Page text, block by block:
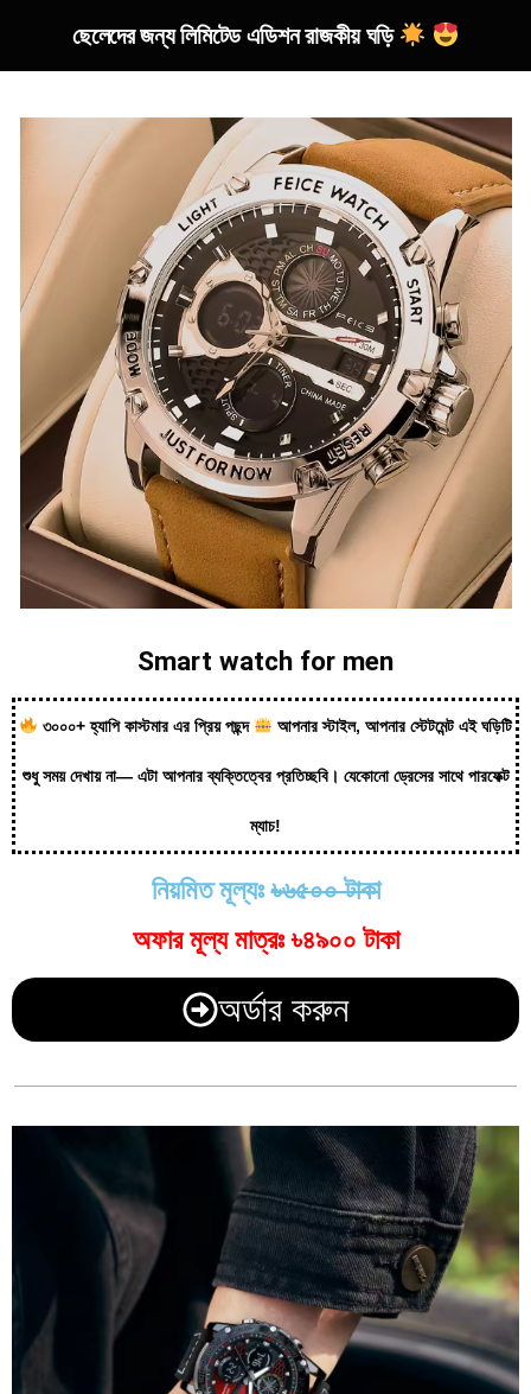
ছেলেদের জন্য লিমিটেড এডিশন রাজকীয় ঘড়ি
Smart watch for men
৩০০০+ হ্যাপি কাস্টমার এর প্রিয় পছন্দ আপনার স্টাইল, আপনার স্টেটমেন্ট এই ঘড়িটি
শুধু সময় দেখায় না— এটা আপনার ব্যক্তিত্বের প্রতিচ্ছবি। যেকোনো ড্রেসের সাথে পারফেক্ট
ম্যাচ!
নিয়মিত মূল্যঃ৳৬৫০০ টাকা
অফার মূল্য মাত্রঃ ৳৪৯০০ টাকা
অর্ডার করুন